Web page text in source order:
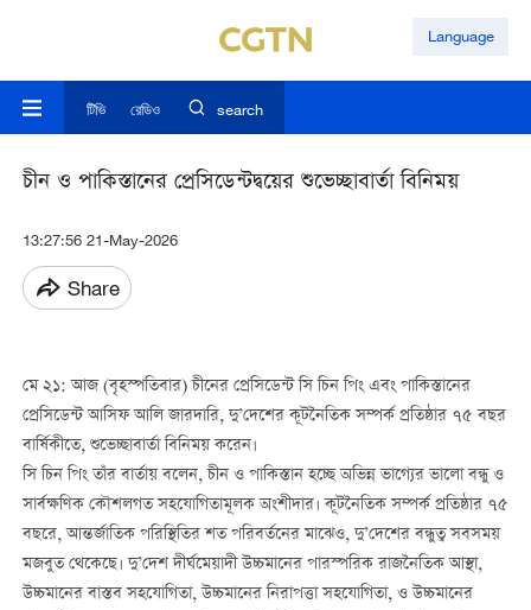
Language
টিভি রেডিও search
চীন ও পাকিস্তানের প্রেসিডেন্টদ্বয়ের শুভেচ্ছাবার্তা বিনিময়
13:27:56 21-May-2026
Share
মে ২১: আজ (বৃহস্পতিবার) চীনের প্রেসিডেন্ট সি চিন পিং এবং পাকিস্তানের
প্রেসিডেন্ট আসিফ আলি জারদারি, দু’দেশের কূটনৈতিক সম্পর্ক প্রতিষ্ঠার ৭৫ বছর
বার্ষিকীতে, শুভেচ্ছাবার্তা বিনিময় করেন।
সি চিন পিং তাঁর বার্তায় বলেন, চীন ও পাকিস্তান হচ্ছে অভিন্ন ভাগ্যের ভালো বন্ধু ও
সার্বক্ষণিক কৌশলগত সহযোগিতামূলক অংশীদার। কূটনৈতিক সম্পর্ক প্রতিষ্ঠার ৭৫
বছরে, আন্তর্জাতিক পরিস্থিতির শত পরিবর্তনের মাঝেও, দু’দেশের বন্ধুত্ব সবসময়
মজবুত থেকেছে। দু’দেশ দীর্ঘমেয়াদী উচ্চমানের পারস্পরিক রাজনৈতিক আস্থা,
উচ্চমানের বাস্তব সহযোগিতা, উচ্চমানের নিরাপত্তা সহযোগিতা, ও উচ্চমানের